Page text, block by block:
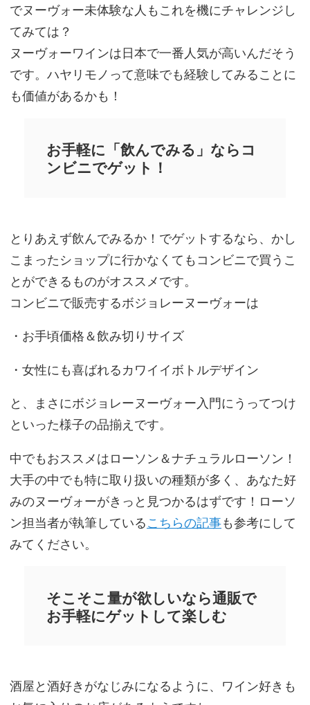
でヌーヴォー未体験な人もこれを機にチャレンジし
てみては？
ヌーヴォーワインは日本で一番人気が高いんだそう
です。ハヤリモノって意味でも経験してみることに
も価値があるかも！
お手軽に「飲んでみる」ならコ
ンビニでゲット！
とりあえず飲んでみるか！でゲットするなら、かし
こまったショップに行かなくてもコンビニで買うこ
とができるものがオススメです。
コンビニで販売するボジョレーヌーヴォーは
・お手頃価格＆飲み切りサイズ
・女性にも喜ばれるカワイイボトルデザイン
と、まさにボジョレーヌーヴォー入門にうってつけ
といった様子の品揃えです。
中でもおススメはローソン＆ナチュラルローソン！
大手の中でも特に取り扱いの種類が多く、あなた好
みのヌーヴォーがきっと見つかるはずです！ローソ
ン担当者が執筆しているこちらの記事も参考にして
みてください。
そこそこ量が欲しいなら通販で
お手軽にゲットして楽しむ
酒屋と酒好きがなじみになるように、ワイン好きも